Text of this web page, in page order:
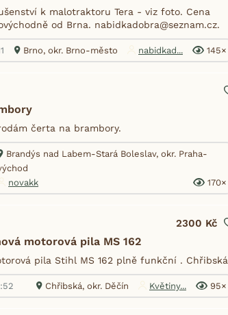
k malotraktoru Tera - viz foto. Cena
od Brna. nabidkadobra@seznam.cz.
Brno, okr. Brno-město nabidkad... 145×
čerta na brambory.
Brandýs nad Labem-Stará Boleslav, okr. Praha-
novakk
170×
motorová pila MS 162
2300 Kč
pila Stihl MS 162 plně funkční . Chřibská
Chřibská, okr. Děčín Květiny... 95×